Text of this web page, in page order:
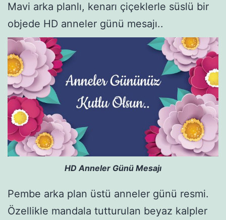
tirnakdunya</a
Mavi arka planlı, kenarı çiçeklerle süslü bir
objede HD anneler günü mesajı..
HD Anneler Günü Mesajı
Pembe arka plan üstü anneler günü resmi.
Özellikle mandala tutturulan beyaz kalpler